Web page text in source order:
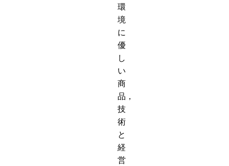
環
境
に
優
し
い
商
品，
技
術
と
経
営